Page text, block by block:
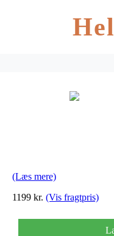
(Læs mere)
1199 kr. (Vis fragtpris)